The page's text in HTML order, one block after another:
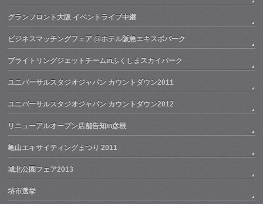
グランフロント大阪 イベントライブ中継
ビジネスマッチングフェア @ホテル阪急エキスポパーク
ブライトリングジェットチームinふくしまスカイパーク
ユニバーサルスタジオジャパン カウントダウン2011
ユニバーサルスタジオジャパン カウントダウン2012
リニューアルオープン店舗告知in彦根
亀山エキサイティングまつり 2011
城北公園フェア2013
堺市選挙